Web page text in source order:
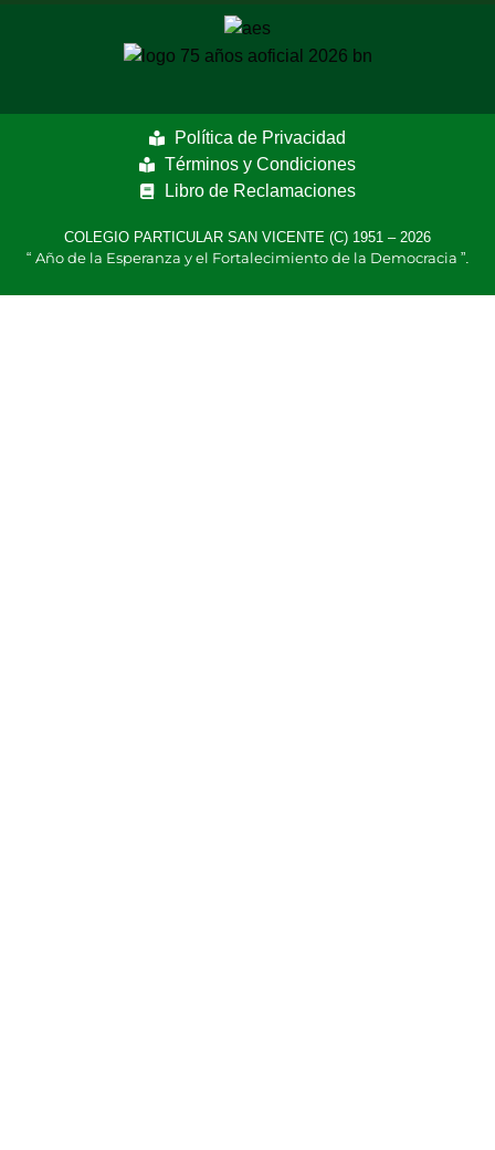
Política de Privacidad
Términos y Condiciones
Libro de Reclamaciones
COLEGIO PARTICULAR SAN VICENTE (C) 1951 – 2026
“ Año de la Esperanza y el Fortalecimiento de la Democracia ”.